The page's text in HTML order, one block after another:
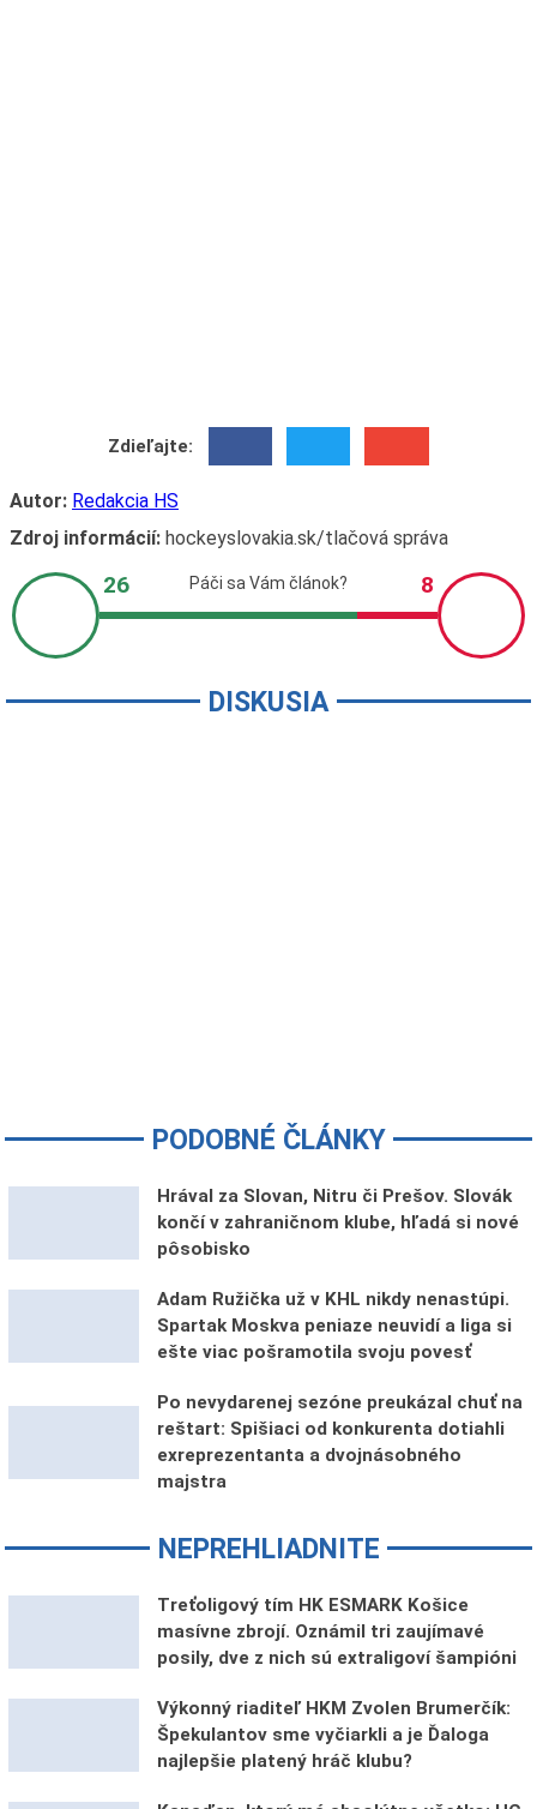
Zdieľajte:
Autor: Redakcia HS
Zdroj informácií:hockeyslovakia.sk/tlačová správa
DISKUSIA
PODOBNÉ ČLÁNKY
Hrával za Slovan, Nitru či Prešov. Slovák
končí v zahraničnom klube, hľadá si nové
pôsobisko
Adam Ružička už v KHL nikdy nenastúpi.
Spartak Moskva peniaze neuvidí a liga si
ešte viac pošramotila svoju povesť
Po nevydarenej sezóne preukázal chuť na
reštart: Spišiaci od konkurenta dotiahli
exreprezentanta a dvojnásobného
majstra
NEPREHLIADNITE
Treťoligový tím HK ESMARK Košice
masívne zbrojí. Oznámil tri zaujímavé
posily, dve z nich sú extraligoví šampióni
Výkonný riaditeľ HKM Zvolen Brumerčík:
Špekulantov sme vyčiarkli a je Ďaloga
najlepšie platený hráč klubu?